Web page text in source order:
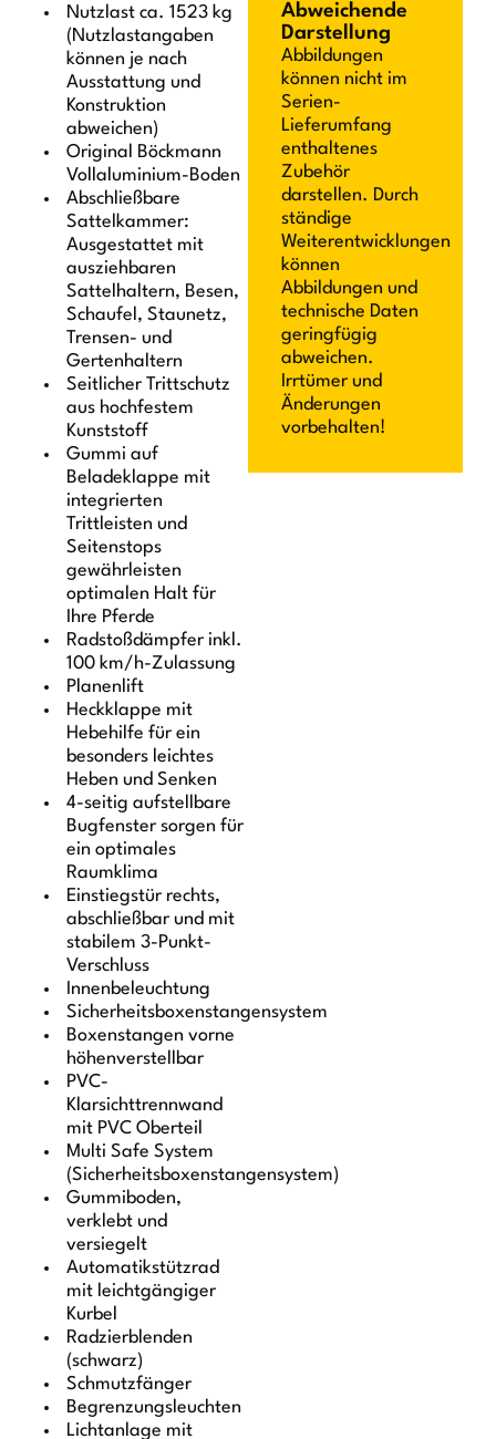
Nutzlast ca. 1523 kg
(Nutzlastangaben
können je nach
Ausstattung und
Konstruktion
abweichen)
Original Böckmann
Vollaluminium-Boden
Abschließbare
Sattelkammer:
Ausgestattet mit
ausziehbaren
Sattelhaltern, Besen,
Schaufel, Staunetz,
Trensen- und
Gertenhaltern
Seitlicher Trittschutz
aus hochfestem
Kunststoff
Gummi auf
Beladeklappe mit
integrierten
Trittleisten und
Seitenstops
gewährleisten
optimalen Halt für
Ihre Pferde
Radstoßdämpfer inkl.
100 km/h-Zulassung
Planenlift
Heckklappe mit
Hebehilfe für ein
besonders leichtes
Heben und Senken
4-seitig aufstellbare
Bugfenster sorgen für
ein optimales
Raumklima
Einstiegstür rechts,
abschließbar und mit
stabilem 3-Punkt-
Verschluss
Innenbeleuchtung
Sicherheitsboxenstangensystem
Boxenstangen vorne
höhenverstellbar
PVC-
Klarsichttrennwand
mit PVC Oberteil
Multi Safe System
(Sicherheitsboxenstangensystem)
Gummiboden,
verklebt und
versiegelt
Automatikstützrad
mit leichtgängiger
Kurbel
Radzierblenden
(schwarz)
Schmutzfänger
Begrenzungsleuchten
Lichtanlage mit
Abweichende
Darstellung
Abbildungen
können nicht im
Serien-
Lieferumfang
enthaltenes
Zubehör
darstellen. Durch
ständige
Weiterentwicklungen
können
Abbildungen und
technische Daten
geringfügig
abweichen.
Irrtümer und
Änderungen
vorbehalten!